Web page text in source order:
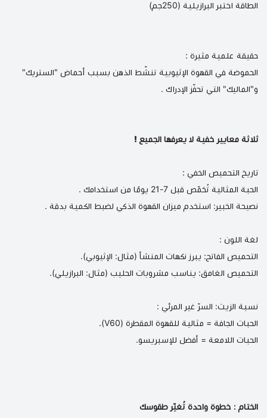
الطاقة اختبر البرازيلية (250جم)
حقيقة علمية مثيرة :
الحموضة في القهوة الإثيوبية تنشّط الذهن بسبب أحماض "الستريك"
و"الماليك" التي تحفّز الإدراك .
ثلاثة معايير خفية لا يعرفها الجميع !
تاريخ التحميص الخفي :
الحبة المثالية تُحَمّص قبل 7-21 يومًا من استخدامك .
نصيحة الخبير: استخدم ميزان القهوة الذكي لضبط الكمية بدقة .
لغة اللون :
التحميص الفاتح: يبرز نكهات المنشأ (مثال: الإثيوبي).
التحميص الغامق: يناسب مشروبات الحليب (مثال: البرازيلي).
نسبة الزيت: السرّ غير المرئي :
الحبات الجافة = مثالية للقهوة المقطرة (V60).
الحبات اللامعة = أفضل للإسبريسو.
الختام : خطوة واحدة تُغيّر طقوسك